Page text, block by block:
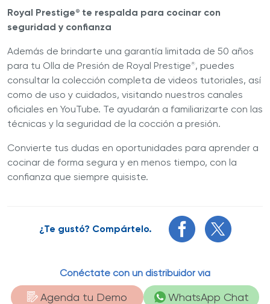
Royal Prestige ® te respalda para cocinar con
seguridad y confianza
Además de brindarte una garantía limitada de 50 años
para tu Olla de Presión de Royal Prestige®, puedes
consultar la colección completa de videos tutoriales, así
como de uso y cuidados, visitando nuestros canales
oficiales en YouTube. Te ayudarán a familiarizarte con las
técnicas y la seguridad de la cocción a presión.
Convierte tus dudas en oportunidades para aprender a
cocinar de forma segura y en menos tiempo, con la
confianza que siempre quisiste.
¿Te gustó? Compártelo.
Conéctate con un distribuidor vía
Agenda tu Demo WhatsApp Chat